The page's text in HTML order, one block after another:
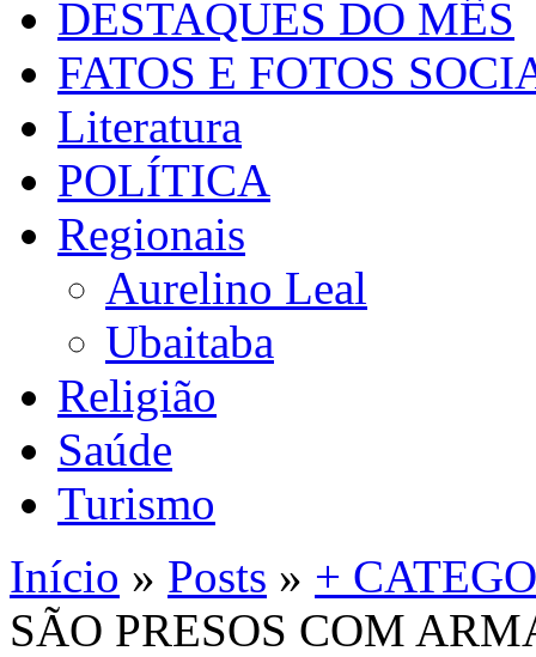
DESTAQUES DO MÊS
FATOS E FOTOS
Literatura
POLÍTICA
Regionais
Aurelino Leal
Ubaitaba
Religião
Saúde
Turismo
Início » Posts » +
SÃO PRESOS COM